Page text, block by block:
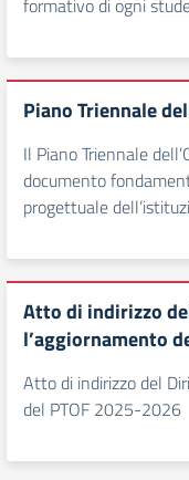
formativo di ogni
Piano Triennale
Il Piano Triennale
documento
progettuale
Atto di indirizzo
l’aggiornamento
Atto di indirizzo del
del PTOF 2025-2026